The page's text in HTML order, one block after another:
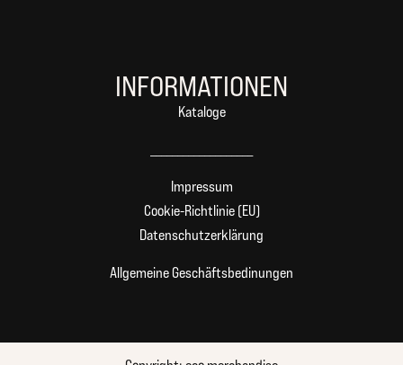
INFORMATIONEN
Kataloge
Impressum
Cookie-Richtlinie (EU)
Datenschutzerklärung
Allgemeine Geschäftsbedinungen